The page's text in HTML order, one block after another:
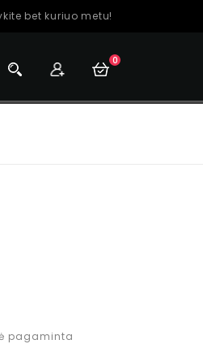
bet kuriuo metu!
0
pagaminta